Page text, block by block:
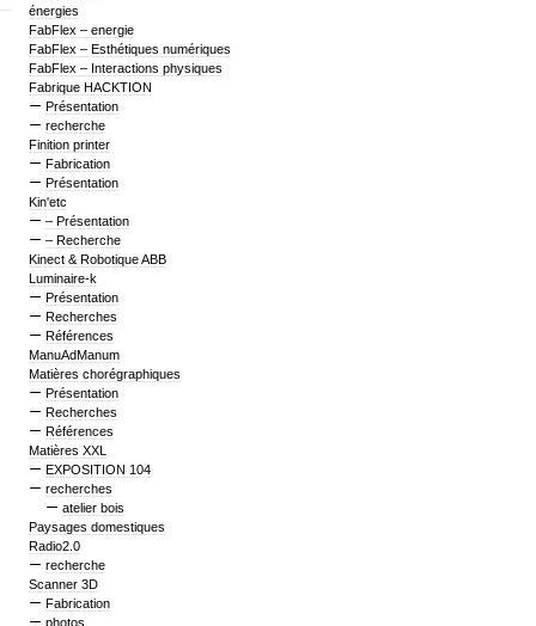
énergies
FabFlex – energie
FabFlex – Esthétiques numériques
FabFlex – Interactions physiques
Fabrique HACKTION
Présentation
recherche
Finition printer
Fabrication
Présentation
Kin'etc
– Présentation
– Recherche
Kinect & Robotique ABB
Luminaire-k
Présentation
Recherches
Références
ManuAdManum
Matières chorégraphiques
Présentation
Recherches
Références
Matières XXL
EXPOSITION 104
recherches
atelier bois
Paysages domestiques
Radio2.0
recherche
Scanner 3D
Fabrication
photos